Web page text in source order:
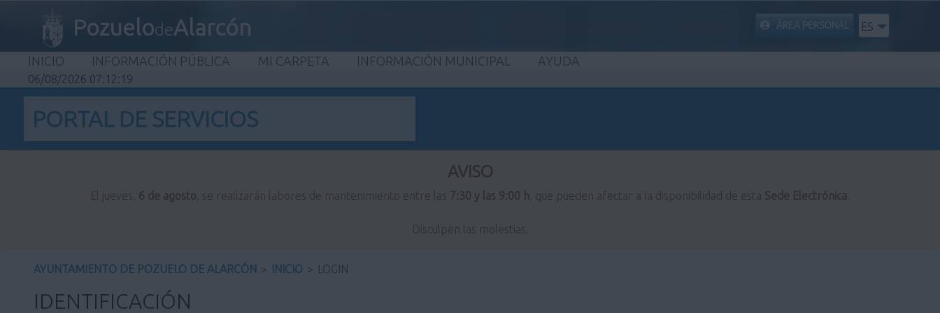
PozuelodeAlarcón ÁREA PERSONAL ES
INICIO INFORMACIÓN PÚBLICA MI CARPETA INFORMACIÓN MUNICIPAL AYUDA
06/08/2026 07:12:19
PORTAL DE SERVICIOS
AVISO
El jueves, 6 de agosto, se realizarán labores de mantenimiento entre las 7:30 y las 9:00 h, que pueden afectar a la disponibilidad de esta Sede Electrónica
Disculpen las molestias.
AYUNTAMIENTO DE POZUELO DE ALARCÓN > INICIO > LOGIN
IDENTIFICACIÓN